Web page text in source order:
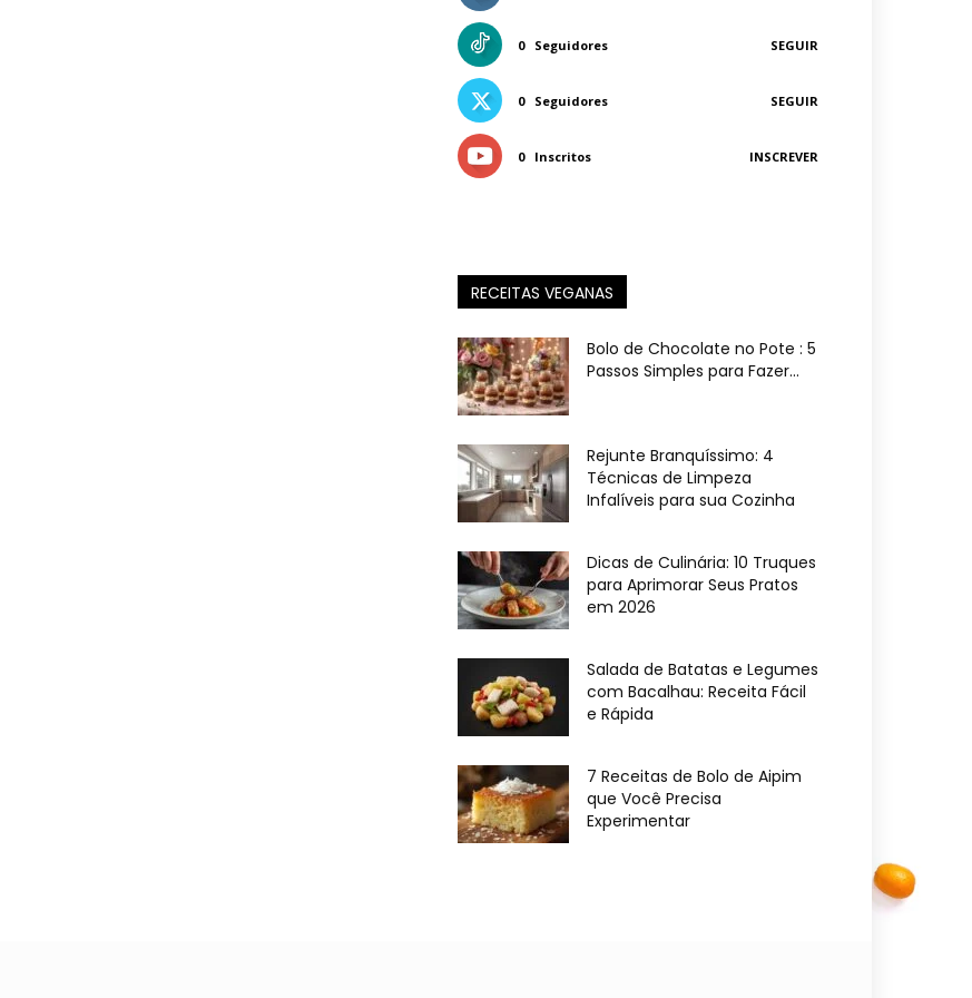
0 Seguidores SEGUIR
0 Seguidores SEGUIR
0 Inscritos INSCREVER
RECEITAS VEGANAS
Bolo de Chocolate no Pote : 5
Passos Simples para Fazer...
Rejunte Branquíssimo: 4
Técnicas de Limpeza
Infalíveis para sua Cozinha
Dicas de Culinária: 10 Truques
para Aprimorar Seus Pratos
em 2026
Salada de Batatas e Legumes
com Bacalhau: Receita Fácil
e Rápida
7 Receitas de Bolo de Aipim
que Você Precisa
Experimentar